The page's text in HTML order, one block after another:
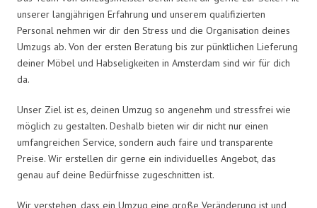
unserer langjährigen Erfahrung und unserem qualifizierten
Personal nehmen wir dir den Stress und die Organisation deines
Umzugs ab. Von der ersten Beratung bis zur pünktlichen Lieferung
deiner Möbel und Habseligkeiten in Amsterdam sind wir für dich
da.
Unser Ziel ist es, deinen Umzug so angenehm und stressfrei wie
möglich zu gestalten. Deshalb bieten wir dir nicht nur einen
umfangreichen Service, sondern auch faire und transparente
Preise. Wir erstellen dir gerne ein individuelles Angebot, das
genau auf deine Bedürfnisse zugeschnitten ist.
Wir verstehen, dass ein Umzug eine große Veränderung ist und